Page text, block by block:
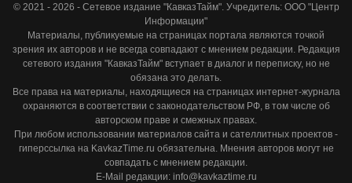
© 2021 - 2026 - Сетевое издание "КавказТайм". Учредитель: ООО "Центр
Информации"
Материалы, публикуемые на страницах портала являются точкой
зрения их авторов и не всегда совпадают с мнением редакции. Редакция
сетевого издания "КавказТайм" вступает в диалог и переписку, но не
обязана это делать.
Все права на материалы, находящиеся на страницах интернет-журнала
охраняются в соответствии с законодательством РФ, в том числе об
авторском праве и смежных правах.
При любом использовании материалов сайта и сателлитных проектов -
гиперссылка на KavkazTime.ru обязательна. Мнения авторов могут не
совпадать с мнением редакции.
E-Mail редакции: info@kavkaztime.ru